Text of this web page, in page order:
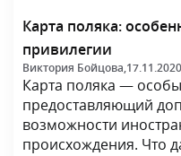
Карта поляка:
привилегии
Виктория Бойцова,17.11.2020
Карта поляка —
предоставляющий
возможности
происхождения. Что